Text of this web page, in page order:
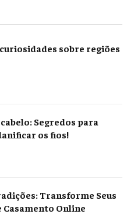
curiosidades sobre regiões
Segredos para
os fios!
Transforme Seus
Casamento Online